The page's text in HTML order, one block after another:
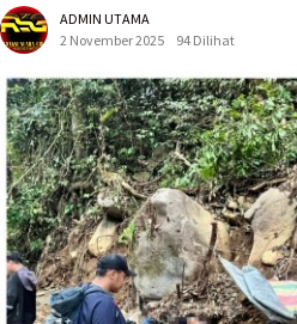
ADMIN UTAMA
2 November 2025
94 Dilihat